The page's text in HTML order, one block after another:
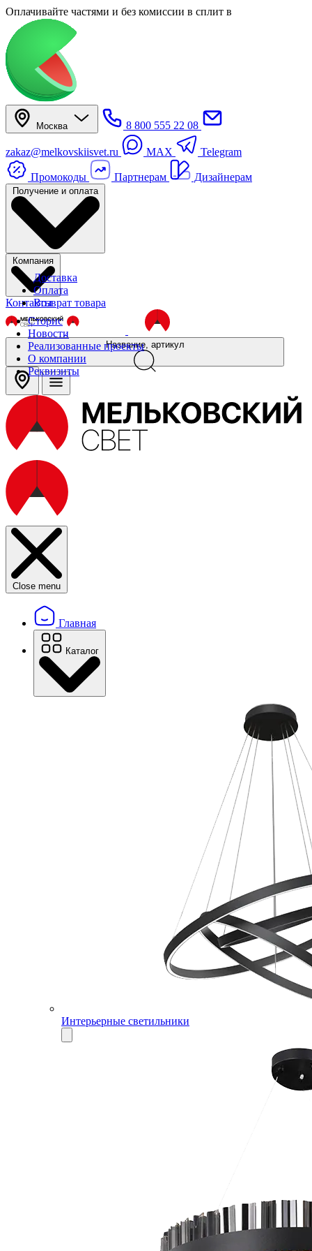
Оплачивайте частями и без комиссии в сплит в
Москва 8 800 555 22 08
zakaz@melkovskiisvet.ru MAX Telegram
Промокоды Партнерам Дизайнерам
Получение и оплата
Доставка
Оплата
Возврат товара
Компания
Сторис
Новости
Реализованные проекты
О компании
Реквизиты
Контакты
Название, артикул
Close menu
Главная
Каталог
Интерьерные светильники